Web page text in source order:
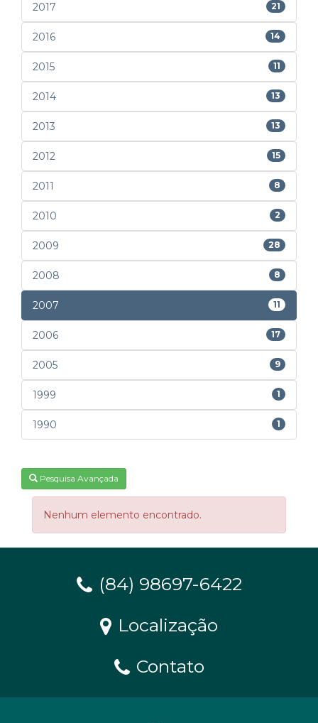
2017 21
2016 14
2015 11
2014 13
2013 13
2012 15
2011 8
2010 2
2009 28
2008 8
2007 11
2006 17
2005 9
1999 1
1990 1
Pesquisa Avançada
Nenhum elemento encontrado.
(84) 98697-6422
Localização
Contato